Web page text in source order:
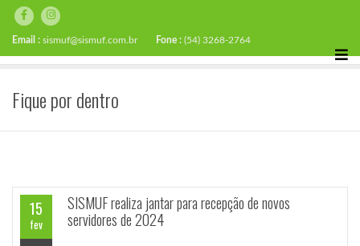
Email : sismuf@sismuf.com.br Fone : (54) 3268-2764
Fique por dentro
15
fev
SISMUF realiza jantar para recepção de novos
servidores de 2024